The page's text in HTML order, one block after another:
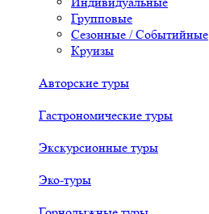
Групповые
Сезонные / Событийные
Круизы
Авторские туры
Гастрономические туры
Экскурсионные туры
Эко-туры